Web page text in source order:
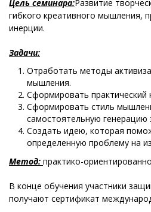
Цель семинара:Развитие
гибкого креативного мышления,
инерции.
Задачи:
Отработать методы
мышления.
Сформировать практический
Сформировать стиль
самостоятельную генерацию
Создать идею, которая
определенную проблему на
Метод: практико-
В конце обучения участники
получают сертификат